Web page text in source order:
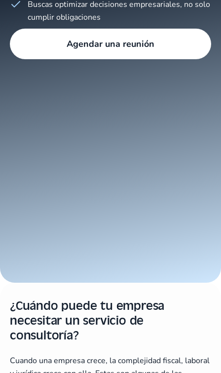
Buscas optimizar decisiones empresariales, no solo
cumplir obligaciones
Agendar una reunión
¿Cuándo puede tu empresa
necesitar un servicio de
consultoría?
Cuando una empresa crece, la complejidad fiscal, laboral